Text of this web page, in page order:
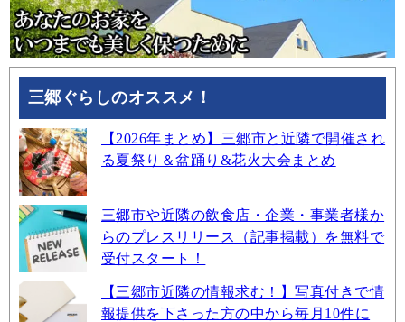
三郷ぐらしのオススメ！
【2026年まとめ】三郷市と近隣で開催され
る夏祭り＆盆踊り&花火大会まとめ
三郷市や近隣の飲食店・企業・事業者様か
らのプレスリリース（記事掲載）を無料で
受付スタート！
【三郷市近隣の情報求む！】写真付きで情
報提供を下さった方の中から毎月10件に